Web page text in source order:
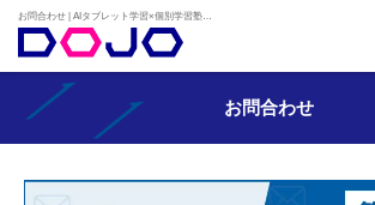
お問合わせ